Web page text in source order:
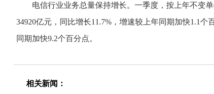
电信行业业务总量保持增长。一季度，按上年不变单
34920亿元，同比增长11.7%，增速较上年同期加快1.1
同期加快9.2个百分点。
相关新闻：